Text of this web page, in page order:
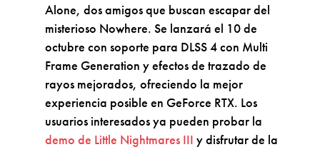
Alone, dos amigos que buscan escapar del
misterioso Nowhere. Se lanzará el 10 de
octubre con soporte para DLSS 4 con Multi
Frame Generation y efectos de trazado de
rayos mejorados, ofreciendo la mejor
experiencia posible en GeForce RTX. Los
usuarios interesados ya pueden probar la
demo de Little Nightmares III y disfrutar de la